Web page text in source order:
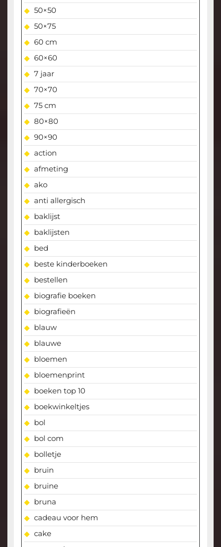
50×50
50×75
60 cm
60×60
7 jaar
70×70
75 cm
80×80
90×90
action
afmeting
ako
anti allergisch
baklijst
baklijsten
bed
beste kinderboeken
bestellen
biografie boeken
biografieën
blauw
blauwe
bloemen
bloemenprint
boeken top 10
boekwinkeltjes
bol
bol com
bolletje
bruin
bruine
bruna
cadeau voor hem
cake